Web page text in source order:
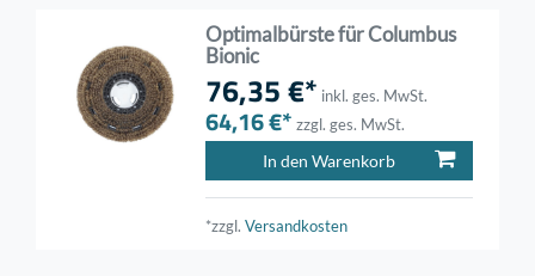
Optimalbürste für Columbus
Bionic
76,35 €* inkl. ges. MwSt.
64,16 €* zzgl. ges. MwSt.
In den Warenkorb
*zzgl.Versandkosten